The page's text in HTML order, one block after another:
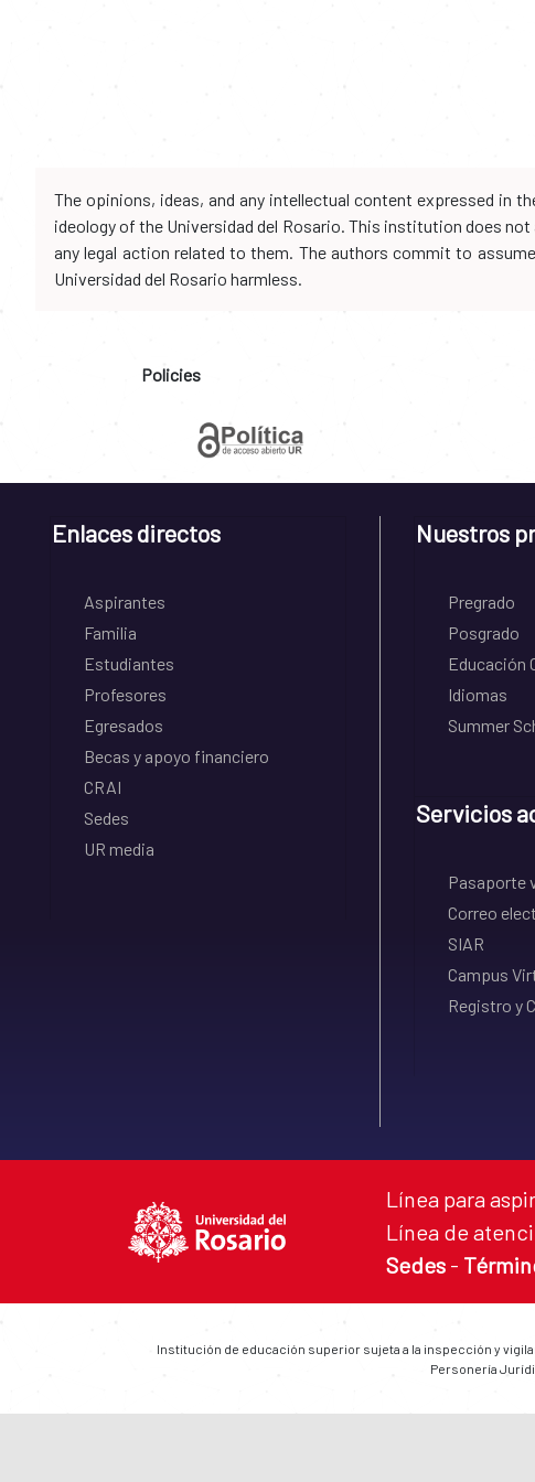
The opinions, ideas, and any intellectual content expressed in
ideology of the Universidad del Rosario. This institution does
any legal action related to them. The authors commit to
Universidad del Rosario harmless.
Policies
Enlaces directos
Aspirantes
Familia
Estudiantes
Profesores
Egresados
Becas y apoyo financiero
CRAI
Sedes
UR media
Nuestros
Pregrado
Posgrado
Educación
Idiomas
Summer
Servicios
Pasaporte
Correo
SIAR
Campus
Registro y
Línea para
Línea de
Sedes -
Institución de educación superior sujeta a la inspección y
Personería